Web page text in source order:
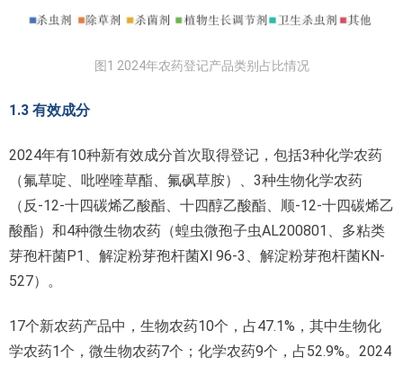
图1 2024年农药登记产品类别占比情况
1.3 有效成分
2024年有10种新有效成分首次取得登记，包括3种化学农药
（氟草啶、吡唑喹草酯、氟砜草胺）、3种生物化学农药
（反-12-十四碳烯乙酸酯、十四醇乙酸酯、顺-12-十四碳烯乙
酸酯）和4种微生物农药（蝗虫微孢子虫AL200801、多粘类
芽孢杆菌P1、解淀粉芽孢杆菌Xl 96-3、解淀粉芽孢杆菌KN-
527）。
17个新农药产品中，生物农药10个，占47.1%，其中生物化
学农药1个，微生物农药7个；化学农药9个，占52.9%。2024